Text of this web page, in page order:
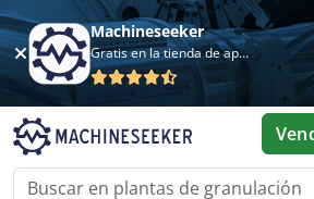
Machineseeker
Gratis en la tienda de aplicaciones